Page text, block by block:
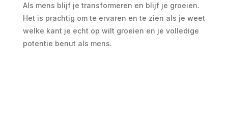
Als mens blijf je transformeren en blijf je groeien.
Het is prachtig om te ervaren en te zien als je weet
welke kant je echt op wilt groeien en je volledige
potentie benut als mens.